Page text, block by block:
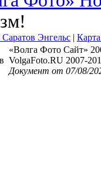
Энгельс |
«Волга Фото Сайт»
VolgaFoto.RU 2007-
Документ от 07/08/